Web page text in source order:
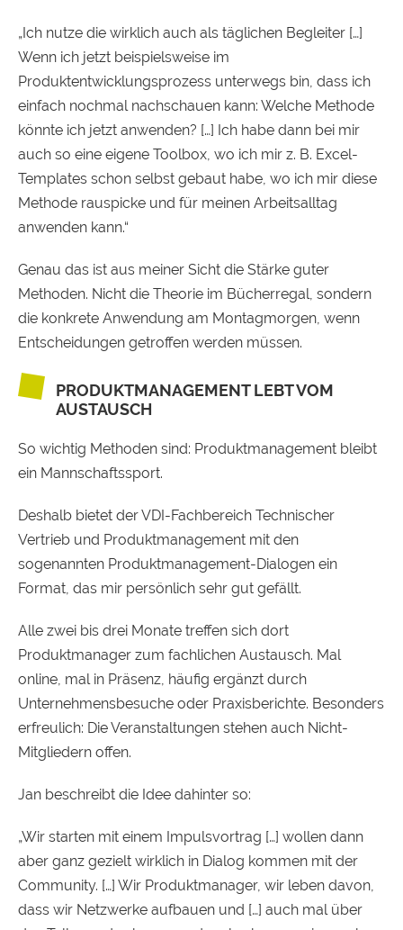
„Ich nutze die wirklich auch als täglichen Begleiter […]
Wenn ich jetzt beispielsweise im
Produktentwicklungsprozess unterwegs bin, dass ich
einfach nochmal nachschauen kann: Welche Methode
könnte ich jetzt anwenden? […] Ich habe dann bei mir
auch so eine eigene Toolbox, wo ich mir z. B. Excel-
Templates schon selbst gebaut habe, wo ich mir diese
Methode rauspicke und für meinen Arbeitsalltag
anwenden kann.“
Genau das ist aus meiner Sicht die Stärke guter
Methoden. Nicht die Theorie im Bücherregal, sondern
die konkrete Anwendung am Montagmorgen, wenn
Entscheidungen getroffen werden müssen.
PRODUKTMANAGEMENT LEBT VOM
AUSTAUSCH
So wichtig Methoden sind: Produktmanagement bleibt
ein Mannschaftssport.
Deshalb bietet der VDI-Fachbereich Technischer
Vertrieb und Produktmanagement mit den
sogenannten Produktmanagement-Dialogen ein
Format, das mir persönlich sehr gut gefällt.
Alle zwei bis drei Monate treffen sich dort
Produktmanager zum fachlichen Austausch. Mal
online, mal in Präsenz, häufig ergänzt durch
Unternehmensbesuche oder Praxisberichte. Besonders
erfreulich: Die Veranstaltungen stehen auch Nicht-
Mitgliedern offen.
Jan beschreibt die Idee dahinter so:
„Wir starten mit einem Impulsvortrag […] wollen dann
aber ganz gezielt wirklich in Dialog kommen mit der
Community. […] Wir Produktmanager, wir leben davon,
dass wir Netzwerke aufbauen und […] auch mal über